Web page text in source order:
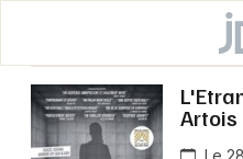
Artois
Le